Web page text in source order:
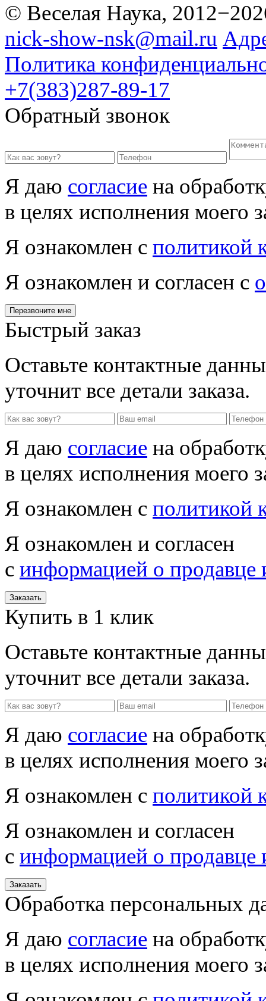
© Веселая Наука,
nick-show-nsk@mail.ru
Политика
+7(383)287-89-17
Обратный звонок
Я даю согласие на
в целях исполнения моего
Я ознакомлен с политикой
Я ознакомлен и согласен с
Перезвоните мне
Быстрый заказ
Оставьте контактные
уточнит все детали заказа.
Я даю согласие на
в целях исполнения моего
Я ознакомлен с политикой
Я ознакомлен и согласен
с информацией о продавце
Заказать
Купить в 1 клик
Оставьте контактные
уточнит все детали заказа.
Я даю согласие на
в целях исполнения моего
Я ознакомлен с политикой
Я ознакомлен и согласен
с информацией о продавце
Заказать
Обработка персональных
Я даю согласие на
в целях исполнения моего